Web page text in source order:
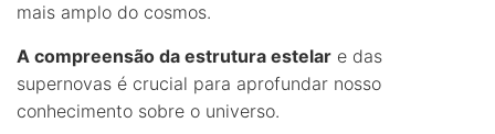
mais amplo do cosmos.
A compreensão da estrutura estelar e das
supernovas é crucial para aprofundar nosso
conhecimento sobre o universo.